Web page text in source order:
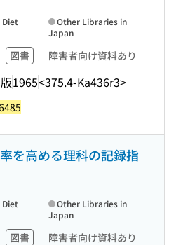
図書 障害者向け資料あり
1965<375.4-Ka436r3>
Other Libraries in
Japan
を高める理科の記録指
図書 障害者向け資料あり
Other Libraries in
Japan